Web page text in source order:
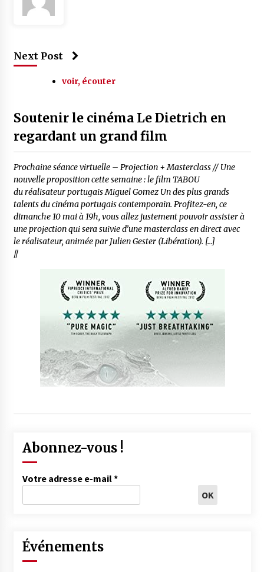
Next Post
voir, écouter
Soutenir le cinéma Le Dietrich en
regardant un grand film
Prochaine séance virtuelle – Projection + Masterclass // Une
nouvelle proposition cette semaine : le film TABOU
du réalisateur portugais Miguel Gomez Un des plus grands
talents du cinéma portugais contemporain. Profitez-en, ce
dimanche 10 mai à 19h, vous allez justement pouvoir assister à
une projection qui sera suivie d’une masterclass en direct avec
le réalisateur, animée par Julien Gester (Libération). […]
//
Abonnez-vous !
Votre adresse e-mail*
Événements